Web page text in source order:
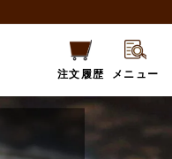
注文履歴 メニュー